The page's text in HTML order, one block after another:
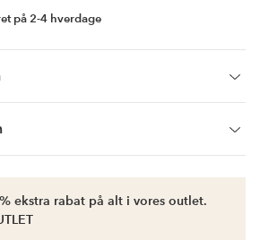
på 2-4 hverdage
ekstra rabat på alt i vores outlet.